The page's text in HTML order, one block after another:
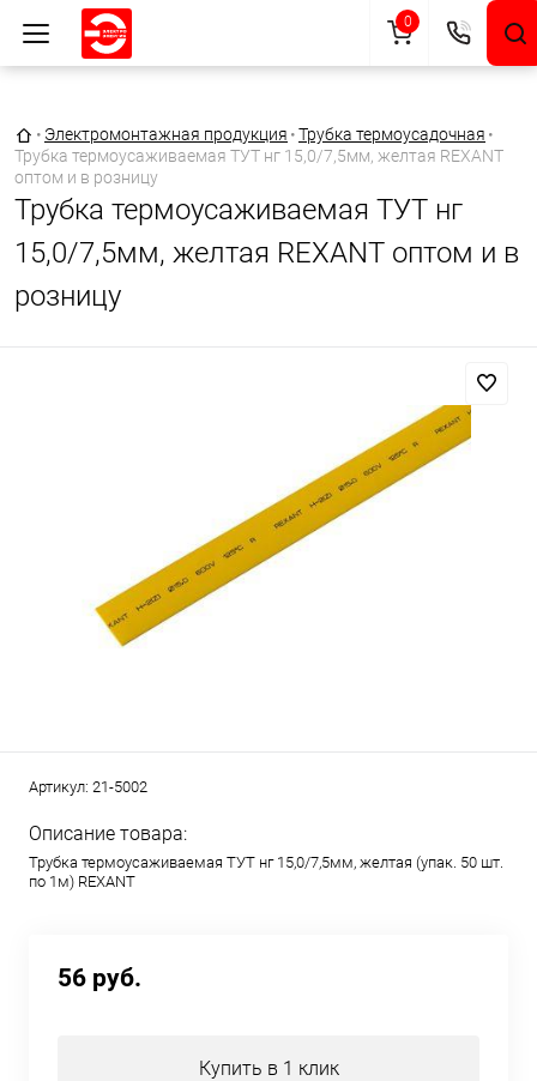
Главная страница
• Электромонтажная продукция •Трубка термоусадочная •
Трубка термоусаживаемая ТУТ нг 15,0/7,5мм, желтая REXANT
оптом и в розницу
Трубка термоусаживаемая ТУТ нг
15,0/7,5мм, желтая REXANT оптом и в
розницу
Артикул: 21-5002
Описание товара:
Трубка термоусаживаемая ТУТ нг 15,0/7,5мм, желтая (упак. 50 шт.
по 1м) REXANT
56 руб.
Купить в 1 клик
0